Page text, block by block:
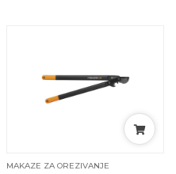
MAKAZE ZA OREZIVANJE